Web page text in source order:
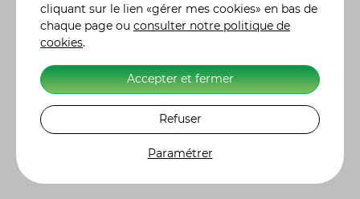
devis à la souscription de votre contrat assurance
moto, auto ou autre, tout se fait en ligne. Nos 300
conseillers sont également à votre écoute pour vous
renseigner et vous accompagner dans le choix de
votre contrat d'assurance. Retrouvez l'histoire des
constructeurs motoet leurs modèles de référence.
de gagner ! Label Excellence Assurance Moto
Scooter. AMV Assurance Moto sur 5234 clients
interrogés par Avis Vérifiés, AMV obtient une note de
cliquant sur le lien «gérer mes cookies» en bas de
chaque page ou consulter notre politique de
cookies.
Accepter et fermer
Refuser
Paramétrer